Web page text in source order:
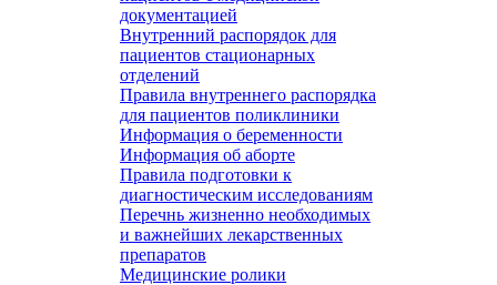
документацией
Внутренний распорядок для
пациентов стационарных
отделений
Правила внутреннего распорядка
для пациентов поликлиники
Информация о беременности
Информация об аборте
Правила подготовки к
диагностическим исследованиям
Перечнь жизненно необходимых
и важнейших лекарственных
препаратов
Медицинские ролики